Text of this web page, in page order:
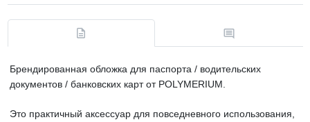
Брендированная обложка для паспорта / водительских
документов / банковских карт от POLYMERIUM.
Это практичный аксессуар для повседневного использования,